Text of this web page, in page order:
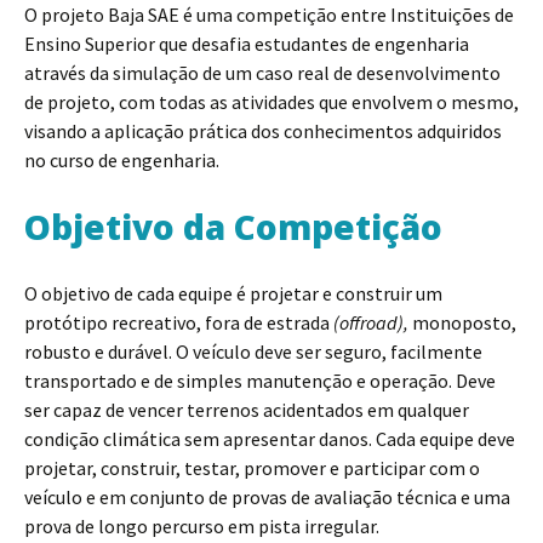
O projeto Baja SAE é uma competição entre Instituições de
Ensino Superior que desafia estudantes de engenharia
através da simulação de um caso real de desenvolvimento
de projeto, com todas as atividades que envolvem o mesmo,
visando a aplicação prática dos conhecimentos adquiridos
no curso de engenharia.
Objetivo da Competição
O objetivo de cada equipe é projetar e construir um
protótipo recreativo, fora de estrada (offroad), monoposto,
robusto e durável. O veículo deve ser seguro, facilmente
transportado e de simples manutenção e operação. Deve
ser capaz de vencer terrenos acidentados em qualquer
condição climática sem apresentar danos. Cada equipe deve
projetar, construir, testar, promover e participar com o
veículo e em conjunto de provas de avaliação técnica e uma
prova de longo percurso em pista irregular.